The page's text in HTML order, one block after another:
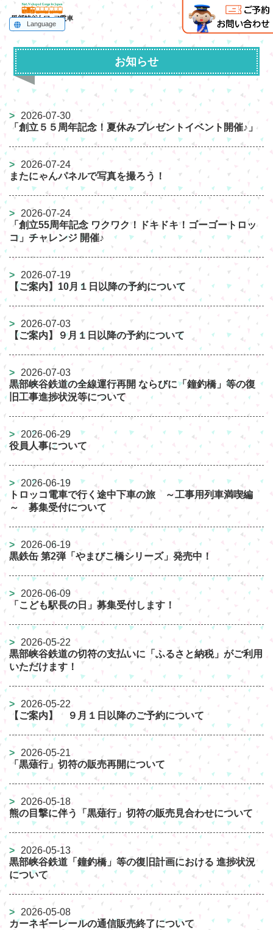
Language
English
한국어
简体中文
繁體中文
ไทย
お知らせ
2026-07-30
「創立５５周年記念！夏休みプレゼントイベント開催♪」
2026-07-24
またにゃんパネルで写真を撮ろう！
2026-07-24
「創立55周年記念 ワクワク！ドキドキ！ゴーゴートロッ
コ」チャレンジ 開催♪
2026-07-19
【ご案内】10月１日以降の予約について
2026-07-03
【ご案内】９月１日以降の予約について
2026-07-03
黒部峡谷鉄道の全線運行再開 ならびに「鐘釣橋」等の復
旧工事進捗状況等について
2026-06-29
役員人事について
2026-06-19
トロッコ電車で行く途中下車の旅 ～工事用列車満喫編
～ 募集受付について
2026-06-19
黒鉄缶 第2弾「やまびこ橋シリーズ」発売中！
2026-06-09
「こども駅長の日」募集受付します！
2026-05-22
黒部峡谷鉄道の切符の支払いに「ふるさと納税」がご利用
いただけます！
2026-05-22
【ご案内】 ９月１日以降のご予約について
2026-05-21
「黒薙行」切符の販売再開について
2026-05-18
熊の目撃に伴う「黒薙行」切符の販売見合わせについて
2026-05-13
黒部峡谷鉄道「鐘釣橋」等の復旧計画における 進捗状況
について
2026-05-08
カーネギーレールの通信販売終了について